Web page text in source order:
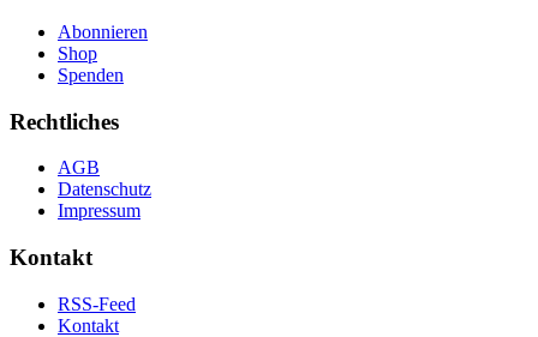
Abonnieren
Shop
Spenden
Rechtliches
AGB
Datenschutz
Impressum
Kontakt
RSS-Feed
Kontakt